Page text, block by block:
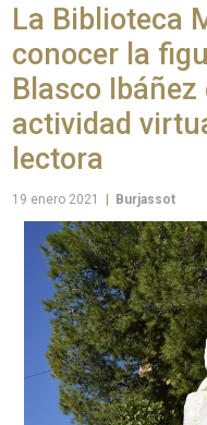
La Biblioteca
conocer la
Blasco
actividad
lectora
19 enero 2021 Burjassot